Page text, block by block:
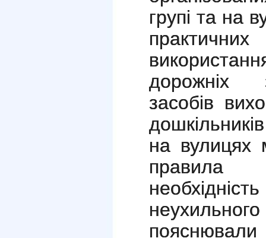
групі та на
дорожніх
засобів
на вулицях
правила
пояснювали